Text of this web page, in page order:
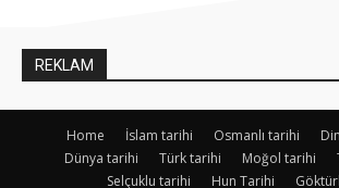
REKLAM
Home İslam tarihi Osmanlı tarihi
Dünya tarihi
Türk tarihi Moğol tarihi
Selçuklu tarihi
Hun Tarihi